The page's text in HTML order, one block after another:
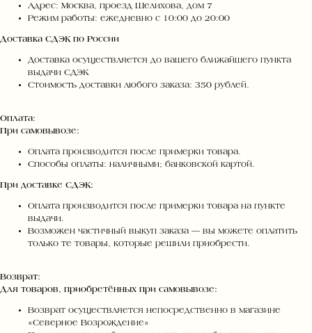
Адрес: Москва, проезд Шелихова, дом 7
Режим работы: ежедневно с 10:00 до 20:00
Доставка СДЭК по России
Доставка осуществляется до вашего ближайшего пункта
выдачи СДЭК
Стоимость доставки любого заказа: 350 рублей.
Оплата:
При самовывозе:
Оплата производится после примерки товара.
Способы оплаты: наличными; банковской картой.
При доставке СДЭК:
Оплата производится после примерки товара на пункте
выдачи.
Возможен частичный выкуп заказа — вы можете оплатить
только те товары, которые решили приобрести.
Возврат:
Для товаров, приобретённых при самовывозе:
Возврат осуществляется непосредственно в магазине
«Северное Возрождение»